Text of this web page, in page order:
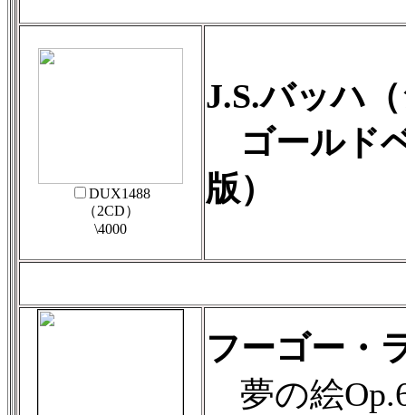
DUX1488
（2CD）
\4000
J.S.バッハ
ゴールド
版）
フーゴー・
夢の絵